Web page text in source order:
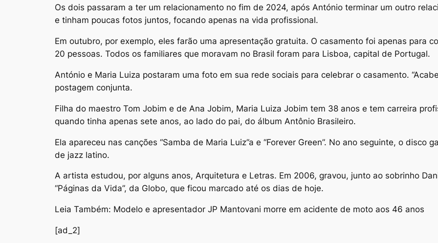
Os dois passaram a ter um relacionamento no fim de 2024, após António terminar um outro
e tinham poucas fotos juntos, focando apenas na vida profissional.
Em outubro, por exemplo, eles farão uma apresentação gratuita. O casamento foi apenas para
20 pessoas. Todos os familiares que moravam no Brasil foram para Lisboa, capital de Portugal.
António e Maria Luiza postaram uma foto em sua rede sociais para celebrar o casamento.
postagem conjunta.
Filha do maestro Tom Jobim e de Ana Jobim, Maria Luiza Jobim tem 38 anos e tem carreira
quando tinha apenas sete anos, ao lado do pai, do álbum Antônio Brasileiro.
Ela apareceu nas canções “Samba de Maria Luiz”a e “Forever Green”. No ano seguinte, o disco
de jazz latino.
A artista estudou, por alguns anos, Arquitetura e Letras. Em 2006, gravou, junto ao sobrinho
“Páginas da Vida”, da Globo, que ficou marcado até os dias de hoje.
Leia Também: Modelo e apresentador JP Mantovani morre em acidente de moto aos 46 anos
[ad_2]